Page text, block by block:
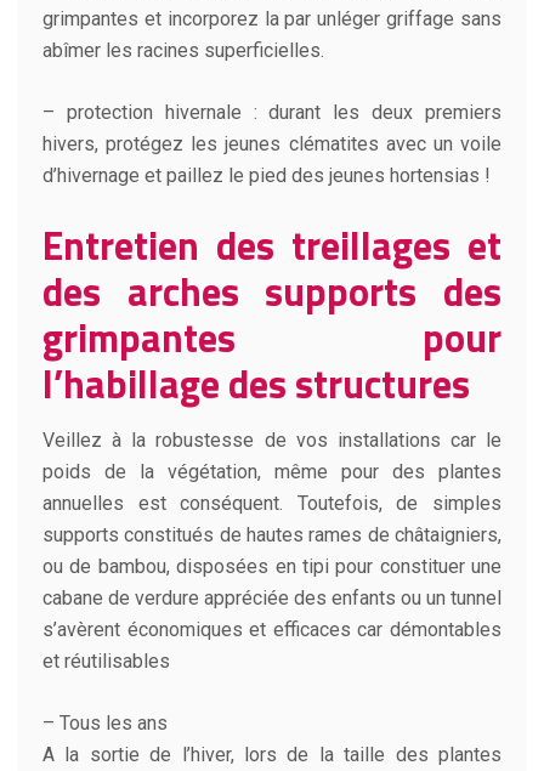
grimpantes et incorporez la par unléger griffage sans
abîmer les racines superficielles.
– protection hivernale : durant les deux premiers
hivers, protégez les jeunes clématites avec un voile
d’hivernage et paillez le pied des jeunes hortensias !
Entretien des treillages et
des arches supports des
grimpantes pour
l’habillage des structures
Veillez à la robustesse de vos installations car le
poids de la végétation, même pour des plantes
annuelles est conséquent. Toutefois, de simples
supports constitués de hautes rames de châtaigniers,
ou de bambou, disposées en tipi pour constituer une
cabane de verdure appréciée des enfants ou un tunnel
s’avèrent économiques et efficaces car démontables
et réutilisables
– Tous les ans
A la sortie de l’hiver, lors de la taille des plantes